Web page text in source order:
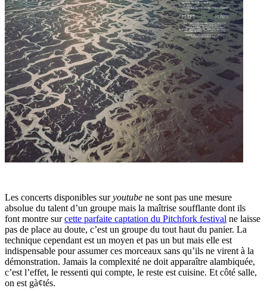
Les concerts disponibles suryoutube ne sont pas une mesure
absolue du talent d’un groupe mais la maîtrise soufflante dont ils
font montre surcette parfaite captation du Pitchfork festival ne laisse
pas de place au doute, c’est un groupe du tout haut du panier. La
technique cependant est un moyen et pas un but mais elle est
indispensable pour assumer ces morceaux sans qu’ils ne virent à la
démonstration. Jamais la complexité ne doit apparaître alambiquée,
c’est l’effet, le ressenti qui compte, le reste est cuisine. Et côté salle,
on est gà¢tés.